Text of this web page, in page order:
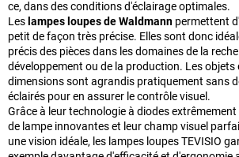
ce, dans des conditions d'éclairage optimales.
Les lampes loupes de Waldmann permettent
petit de façon très précise. Elles sont donc
précis des pièces dans les domaines de la
développement ou de la production. Les objets
dimensions sont agrandis pratiquement sans
éclairés pour en assurer le contrôle visuel.
Grâce à leur technologie à diodes
de lampe innovantes et leur champ visuel
une vision idéale, les lampes loupes TEVISIO